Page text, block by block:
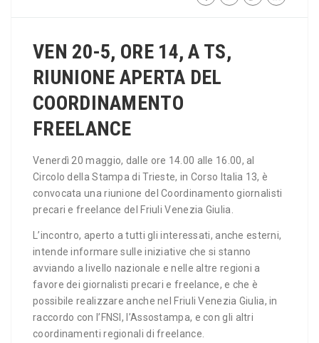
VEN 20-5, ORE 14, A TS,
RIUNIONE APERTA DEL
COORDINAMENTO
FREELANCE
Venerdì 20 maggio, dalle ore 14.00 alle 16.00, al
Circolo della Stampa di Trieste, in Corso Italia 13, è
convocata una riunione del Coordinamento giornalisti
precari e freelance del Friuli Venezia Giulia.
L’incontro, aperto a tutti gli interessati, anche esterni,
intende informare sulle iniziative che si stanno
avviando a livello nazionale e nelle altre regioni a
favore dei giornalisti precari e freelance, e che è
possibile realizzare anche nel Friuli Venezia Giulia, in
raccordo con l’FNSI, l’Assostampa, e con gli altri
coordinamenti regionali di freelance.